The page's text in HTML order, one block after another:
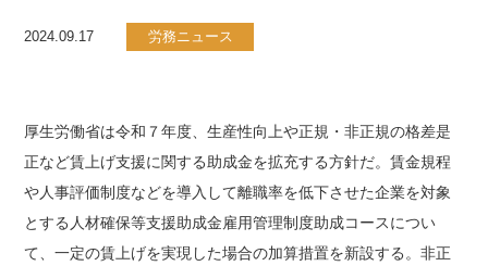
2024.09.17 労務ニュース
厚生労働省は令和７年度、生産性向上や正規・非正規の格差是
正など賃上げ支援に関する助成金を拡充する方針だ。賃金規程
や人事評価制度などを導入して離職率を低下させた企業を対象
とする人材確保等支援助成金雇用管理制度助成コースについ
て、一定の賃上げを実現した場合の加算措置を新設する。非正